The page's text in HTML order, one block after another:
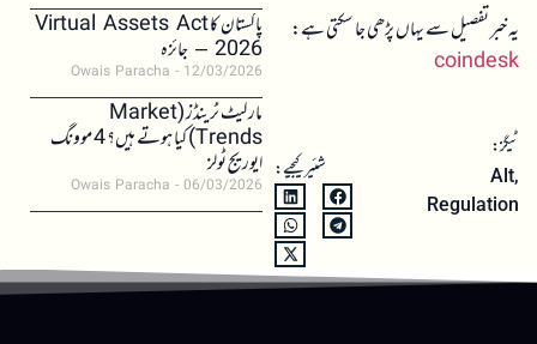
یہ خبر تفصیل سے یہاں پڑھی جا سکتی ہے:
coindesk
ٹیگز:
Alt,
Regulation
شئیر کیجیے:
پاکستان کا Virtual Assets Act
2026 – جائزہ
Owais Paracha 12/03/2026
مارکیٹ ٹرینڈز (Market
Trends) کیا ہوتے ہیں؟ 4 موونگ
ایوریج ٹولز
Owais Paracha 06/03/2026